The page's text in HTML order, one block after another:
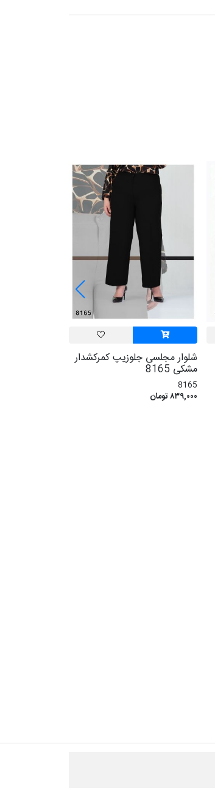
شلوار مجلسی جلوزیپ کمرکشدار
مشکی 8165
8165
۸۳۹,۰۰۰ تومان